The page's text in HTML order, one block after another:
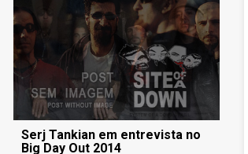
Serj Tankian em entrevista no
Big Day Out 2014